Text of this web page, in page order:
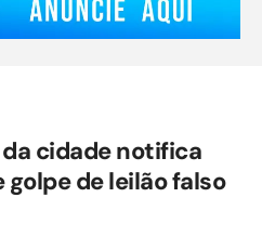
cidade notifica
de leilão falso